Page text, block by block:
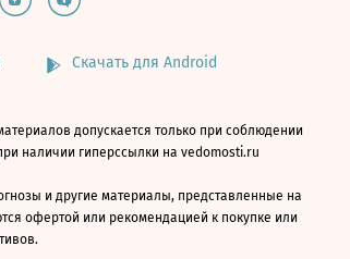
Скачать для Android
допускается только при соблюдении
наличии гиперссылки на vedomosti.ru
и другие материалы, представленные на
офертой или рекомендацией к покупке или